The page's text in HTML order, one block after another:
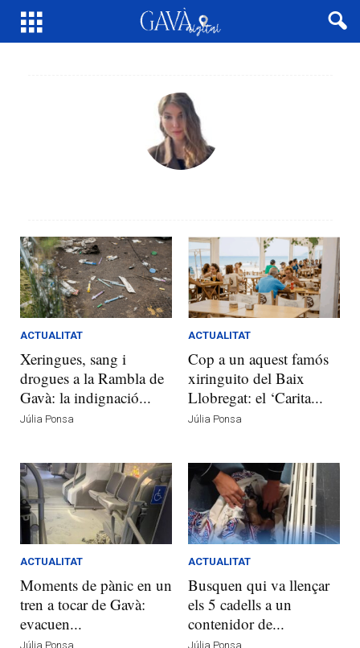
ACTUALITAT
Xeringues, sang i
drogues a la Rambla de
Gavà: la indignació...
Júlia Ponsa
ACTUALITAT
Cop a un aquest famós
xiringuito del Baix
Llobregat: el ‘Carita...
Júlia Ponsa
ACTUALITAT
Moments de pànic en un
tren a tocar de Gavà:
evacuen...
Júlia Ponsa
ACTUALITAT
Busquen qui va llençar
els 5 cadells a un
contenidor de...
Júlia Ponsa